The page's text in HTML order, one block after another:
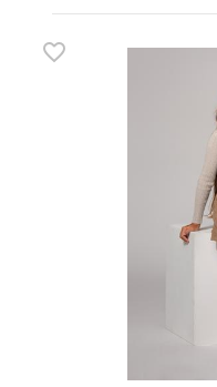
favorite_border